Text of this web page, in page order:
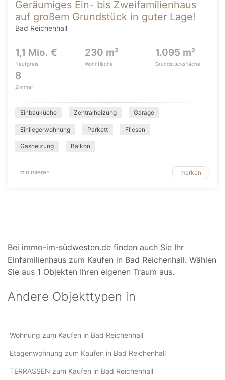
Geräumiges Ein- bis Zweifamilienhaus
auf großem Grundstück in guter Lage!
Bad Reichenhall
1,1 Mio. €
Kaufpreis
230 m²
Wohnfläche
1.095 m²
Grundstücksfläche
8
Zimmer
Einbauküche Zentralheizung Garage
Einliegerwohnung Parkett Fliesen
Gasheizung Balkon
minimieren merken
Bei immo-im-südwesten.de finden auch Sie Ihr
Einfamilienhaus zum Kaufen in Bad Reichenhall. Wählen
Sie aus 1 Objekten Ihren eigenen Traum aus.
Andere Objekttypen in
Wohnung zum Kaufen in Bad Reichenhall
Etagenwohnung zum Kaufen in Bad Reichenhall
TERRASSEN zum Kaufen in Bad Reichenhall